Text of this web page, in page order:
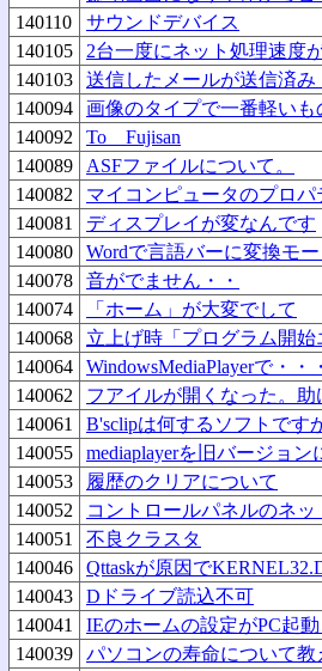
140110
サウンドデバイス
140105
2台一度にネット処理速度
140103
送信したメールが送信済
140094
画像のタイプで一番軽いも
140092
To Fujisan
140089
ASFファイルについて。
140082
マイコンピュータのプロパ
140081
ディスプレイが変なんです
140080
Wordで言語バーに変換モ
140078
音がでません・・
140074
「ホーム」が大変でして
140068
立上げ時「プログラム開
140064
WindowsMediaPlayerで・・
140062
フアイルが開くなった。助
140061
B'sclipは何するソフトです
140055
mediaplayerを旧バージョン
140053
履歴のクリアについて
140052
コントロールパネルのネ
140051
不良クラスタ
140046
Qttaskが原因で
140043
Dドライブ読込不可
140041
IEのホームの設定がPC起
140039
パソコンの寿命について教